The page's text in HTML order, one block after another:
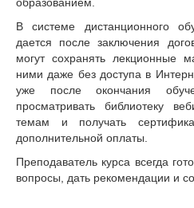
В системе дистанционного
дается после заключения
могут сохранять лекционные
ними даже без доступа в
уже после окончания
просматривать библиотеку
темам и получать
дополнительной оплаты.
Преподаватель курса всегда
вопросы, дать рекомендации и